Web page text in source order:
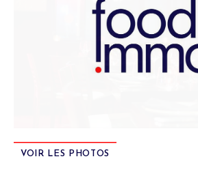
VOIR LES PHOTOS